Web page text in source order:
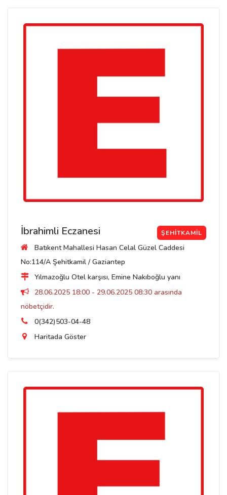
İbrahimli Eczanesi ŞEHITKAMIL
Batıkent Mahallesi Hasan Celal Güzel Caddesi
No:114/A Şehitkamil / Gaziantep
Yılmazoğlu Otel karşısı, Emine Nakıboğlu yanı
28.06.2025 18:00 - 29.06.2025 08:30 arasında
nöbetçidir.
0(342)503-04-48
Haritada Göster